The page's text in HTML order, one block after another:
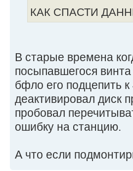
КАК СПАСТИ
В старые времена
посыпавшегося
бфло его подцепить
деактивировал диск
пробовал
ошибку на станцию.
А что если